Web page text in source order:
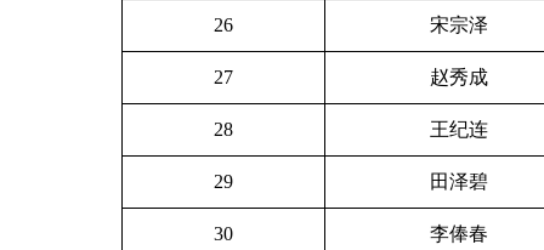
26 宋宗泽
27 赵秀成
28 王纪连
29 田泽碧
30 李俸春